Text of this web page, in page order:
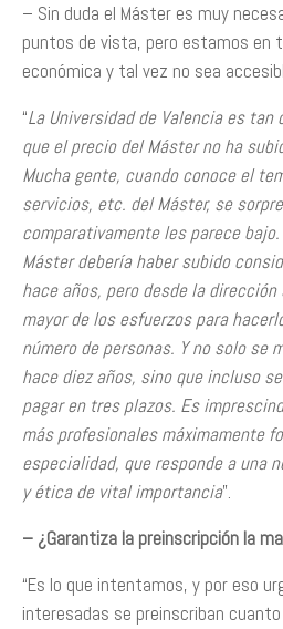
– Sin duda el Máster es muy
puntos de vista, pero estamos en
económica y tal vez no sea
“La Universidad de Valencia es
que el precio del Máster no ha
Mucha gente, cuando conoce el
servicios, etc. del Máster, se
comparativamente les parece
Máster debería haber subido
hace años, pero desde la
mayor de los esfuerzos para
número de personas. Y no solo se
hace diez años, sino que incluso
pagar en tres plazos. Es
más profesionales máximamente
especialidad, que responde a una
y ética de vital importancia”.
– ¿Garantiza la preinscripción la
“Es lo que intentamos, y por eso
interesadas se preinscriban